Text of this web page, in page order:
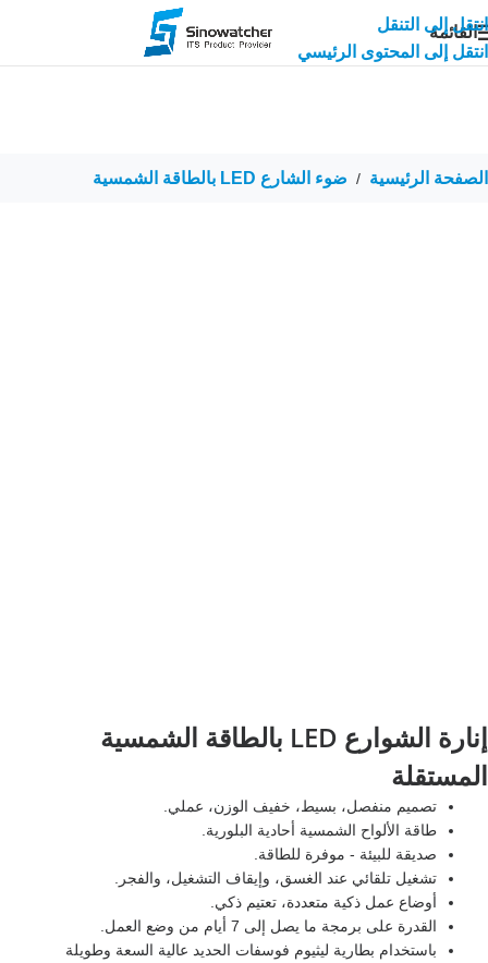
انتقل إلى التنقل
انتقل إلى المحتوى الرئيسي
القائمة
الصفحة الرئيسية / ضوء الشارع LED بالطاقة الشمسية
إنارة الشوارع LED بالطاقة الشمسية
المستقلة
تصميم منفصل، بسيط، خفيف الوزن، عملي.
طاقة الألواح الشمسية أحادية البلورية.
صديقة للبيئة - موفرة للطاقة.
تشغيل تلقائي عند الغسق، وإيقاف التشغيل، والفجر.
أوضاع عمل ذكية متعددة، تعتيم ذكي.
القدرة على برمجة ما يصل إلى 7 أيام من وضع العمل.
باستخدام بطارية ليثيوم فوسفات الحديد عالية السعة وطويلة